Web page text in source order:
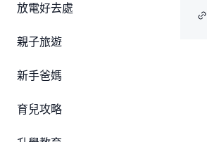
放電好去處
親子旅遊
新手爸媽
育兒攻略